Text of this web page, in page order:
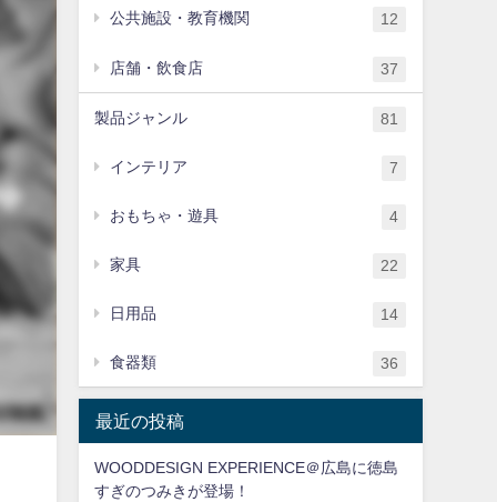
公共施設・教育機関 12
店舗・飲食店 37
製品ジャンル 81
インテリア 7
おもちゃ・遊具 4
家具 22
日用品 14
食器類 36
最近の投稿
WOODDESIGN EXPERIENCE＠広島に徳島
すぎのつみきが登場！